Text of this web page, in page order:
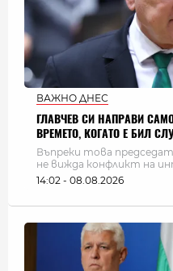
ВАЖНО ДНЕС
ГЛАВЧЕВ СИ НАПРАВИ
ВРЕМЕТО, КОГАТО Е БИЛ
Въпреки това
не вижда конфликт на
14:02 - 08.08.2026